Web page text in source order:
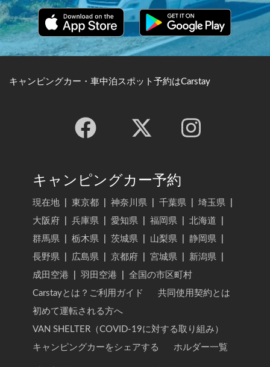
キャンピングカー・車中泊スポット予約はCarstay
キャンピングカー予約
現在地 東京都 神奈川県 千葉県 埼玉県
大阪府
兵庫県 愛知県 福岡県 北海道
群馬県
栃木県 茨城県 山梨県 静岡県
長野県
広島県 京都府 宮城県 新潟県
成田空港
羽田空港
全国の市区町村
Carstayとは？ご利用ガイド
共同使用契約とは
初めて運転される方へ
VAN SHELTER（COVID-19に対する取り組み）
キャンピングカーをシェアする
ホルダー一覧